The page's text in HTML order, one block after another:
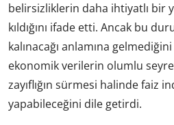
belirsizliklerin daha ihtiyatlı bir
kıldığını ifade etti. Ancak bu
kalınacağı anlamına
ekonomik verilerin olumlu
zayıflığın sürmesi halinde faiz
yapabileceğini dile getirdi.